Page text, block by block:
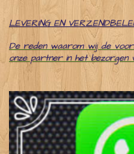
LEVERING EN
De reden waarom wij de
onze partner in het bezorgen